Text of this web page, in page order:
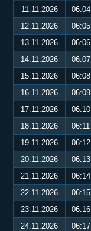
11.11.2026
06:04
12.11.2026
06:05
13.11.2026
06:06
14.11.2026
06:07
15.11.2026
06:08
16.11.2026
06:09
17.11.2026
06:10
18.11.2026
06:11
19.11.2026
06:12
20.11.2026
06:13
21.11.2026
06:14
22.11.2026
06:15
23.11.2026
06:16
24.11.2026
06:17